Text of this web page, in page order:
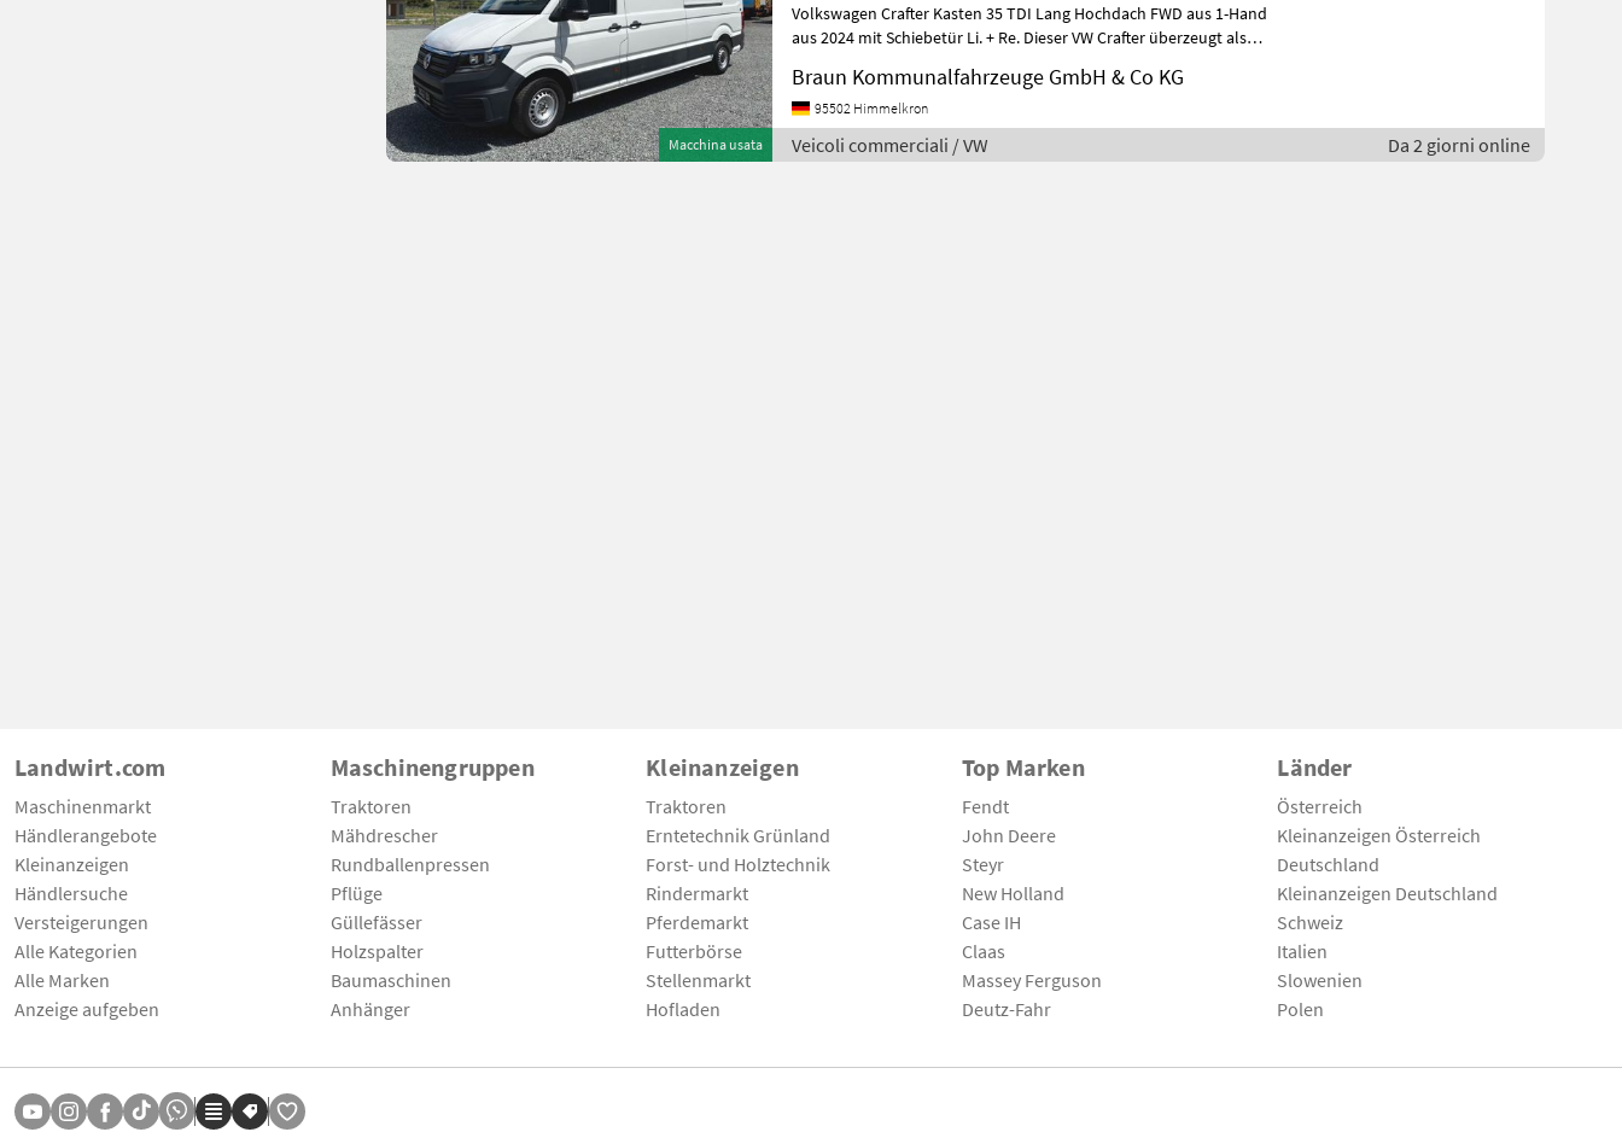
Macchina usata
Volkswagen Crafter Kasten 35 TDI Lang Hochdach FWD aus 1-Hand
aus 2024 mit Schiebetür Li. + Re. Dieser VW Crafter überzeugt als
Braun Kommunalfahrzeuge GmbH & Co KG
95502 Himmelkron
Veicoli commerciali / VW Da 2 giorni online
Landwirt.com
Maschinenmarkt
Händlerangebote
Kleinanzeigen
Händlersuche
Versteigerungen
Alle Kategorien
Alle Marken
Anzeige aufgeben
Maschinengruppen
Traktoren
Mähdrescher
Rundballenpressen
Pflüge
Güllefässer
Holzspalter
Baumaschinen
Anhänger
Kleinanzeigen
Traktoren
Erntetechnik Grünland
Forst- und Holztechnik
Rindermarkt
Pferdemarkt
Futterbörse
Stellenmarkt
Hofladen
Top Marken
Fendt
John Deere
Steyr
New Holland
Case IH
Claas
Massey Ferguson
Deutz-Fahr
Länder
Österreich
Kleinanzeigen Österreich
Deutschland
Kleinanzeigen Deutschland
Schweiz
Italien
Slowenien
Polen